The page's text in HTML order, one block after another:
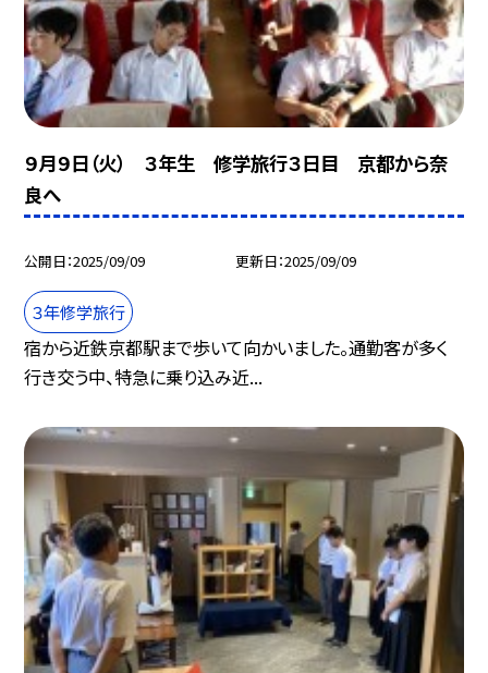
９月９日（火） ３年生 修学旅行３日目 京都から奈
良へ
公開日 2025/09/09 更新日 2025/09/09
３年修学旅行
宿から近鉄京都駅まで歩いて向かいました。通勤客が多く
行き交う中、特急に乗り込み近...